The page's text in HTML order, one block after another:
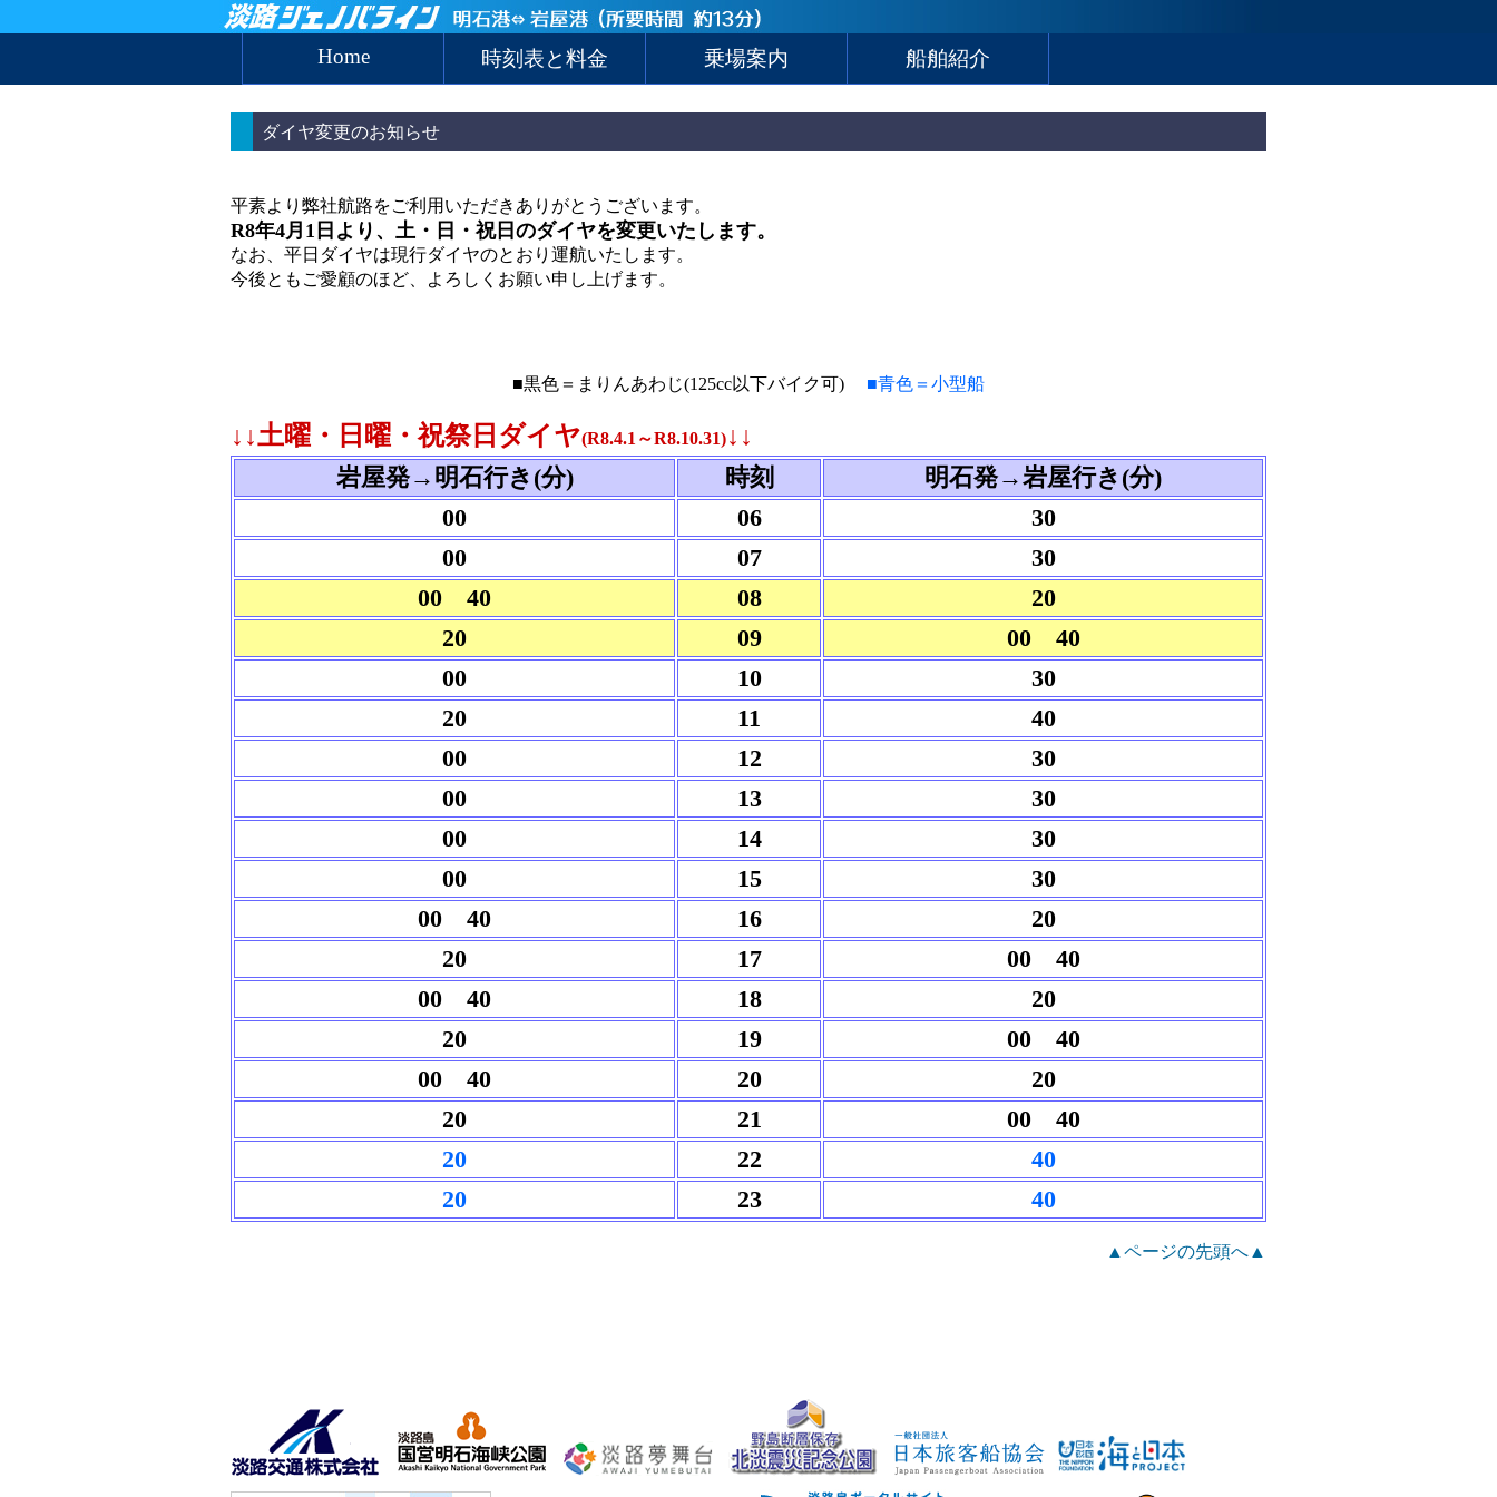
Home 時刻表と料金 乗場案内 船舶紹介
ダイヤ変更のお知らせ
平素より弊社航路をご利用いただきありがとうございます。
R8年4月1日より、土・日・祝日のダイヤを変更いたします。
なお、平日ダイヤは現行ダイヤのとおり運航いたします。
今後ともご愛顧のほど、よろしくお願い申し上げます。
■黒色＝まりんあわじ(125cc以下バイク可) ■青色＝小型船
↓↓土曜・日曜・祝祭日ダイヤ(R8.4.1～R8.10.31)↓↓
岩屋発→明石行き(分) 時刻
明石発→岩屋行き(分)
00
06
30
00
07
30
00 40
08
20
20
09
00 40
00
10
30
20
11
40
00
12
30
00
13
30
00
14
30
00
15
30
00 40
16
20
20
17
00 40
00 40
18
20
20
19
00 40
00 40
20
20
20
21
00 40
20
22
40
20
23 40
▲ページの先頭へ▲